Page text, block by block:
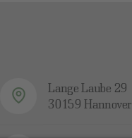
Lange Laube 29
30159 Hannover